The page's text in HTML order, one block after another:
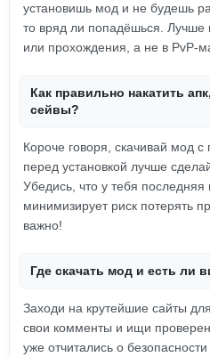
установишь мод и не будешь
то вряд ли попадёшься. Лучше
или прохождения, а не в PvP-
Как правильно накатить
сейвы?
Короче говоря, скачивай мод с
перед установкой лучше
Убедись, что у тебя
минимизирует риск потерять
важно!
Где скачать мод и есть ли
Заходи на крутейшие сайты
свои комменты и ищи
уже отчитались о